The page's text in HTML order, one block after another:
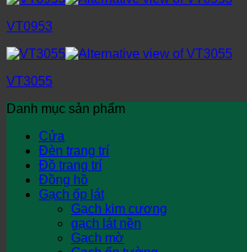
VT0953
VT3055
Danh mục sản phẩm
Cửa
Đèn trang trí
Đồ trang trí
Đồng hồ
Gạch ốp lát
Gạch kim cương
gạch lát nền
Gạch mờ